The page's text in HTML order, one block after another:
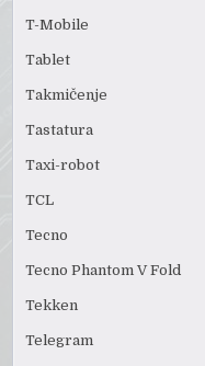
T-Mobile
Tablet
Takmičenje
Tastatura
Taxi-robot
TCL
Tecno
Tecno Phantom V Fold
Tekken
Telegram